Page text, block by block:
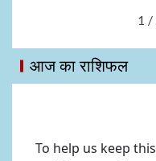
1 /
आज का राशिफल